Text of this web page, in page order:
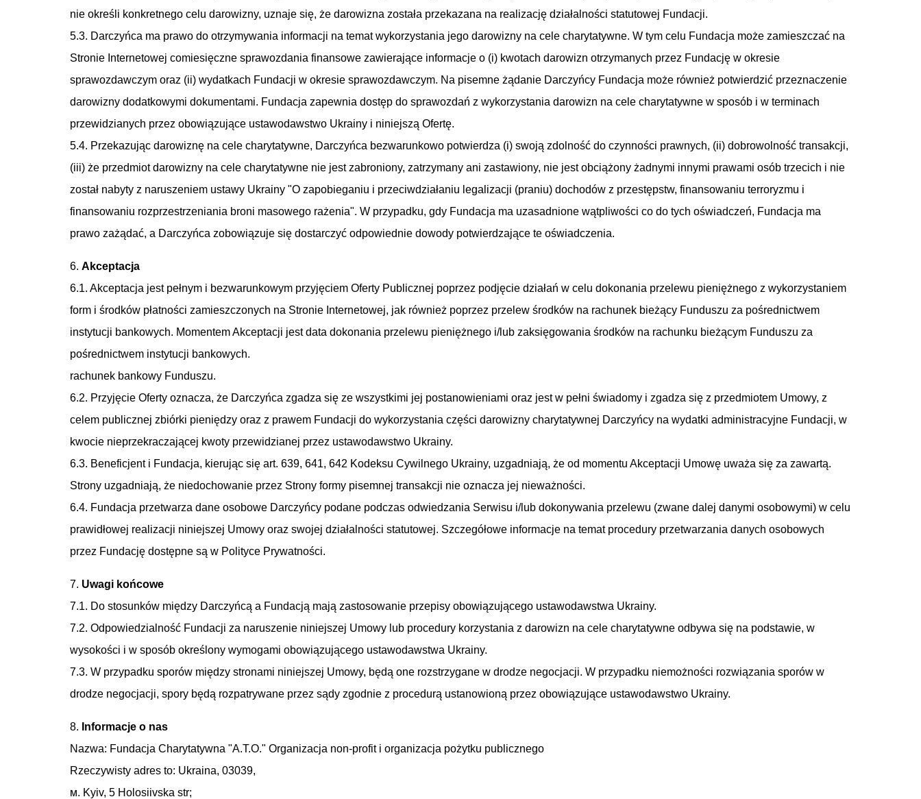
nie określi konkretnego celu darowizny, uznaje się, że darowizna została przekazana na realizację działalności statutowej Fundacji.
5.3. Darczyńca ma prawo do otrzymywania informacji na temat wykorzystania jego darowizny na cele charytatywne. W tym celu Fundacja może zamieszczać na
Stronie Internetowej comiesięczne sprawozdania finansowe zawierające informacje o (i) kwotach darowizn otrzymanych przez Fundację w okresie
sprawozdawczym oraz (ii) wydatkach Fundacji w okresie sprawozdawczym. Na pisemne żądanie Darczyńcy Fundacja może również potwierdzić przeznaczenie
darowizny dodatkowymi dokumentami. Fundacja zapewnia dostęp do sprawozdań z wykorzystania darowizn na cele charytatywne w sposób i w terminach
przewidzianych przez obowiązujące ustawodawstwo Ukrainy i niniejszą Ofertę.
5.4. Przekazując darowiznę na cele charytatywne, Darczyńca bezwarunkowo potwierdza (i) swoją zdolność do czynności prawnych, (ii) dobrowolność transakcji,
(iii) że przedmiot darowizny na cele charytatywne nie jest zabroniony, zatrzymany ani zastawiony, nie jest obciążony żadnymi innymi prawami osób trzecich i nie
został nabyty z naruszeniem ustawy Ukrainy "O zapobieganiu i przeciwdziałaniu legalizacji (praniu) dochodów z przestępstw, finansowaniu terroryzmu i
finansowaniu rozprzestrzeniania broni masowego rażenia". W przypadku, gdy Fundacja ma uzasadnione wątpliwości co do tych oświadczeń, Fundacja ma
prawo zażądać, a Darczyńca zobowiązuje się dostarczyć odpowiednie dowody potwierdzające te oświadczenia.
6. Akceptacja
6.1. Akceptacja jest pełnym i bezwarunkowym przyjęciem Oferty Publicznej poprzez podjęcie działań w celu dokonania przelewu pieniężnego z wykorzystaniem
form i środków płatności zamieszczonych na Stronie Internetowej, jak również poprzez przelew środków na rachunek bieżący Funduszu za pośrednictwem
instytucji bankowych. Momentem Akceptacji jest data dokonania przelewu pieniężnego i/lub zaksięgowania środków na rachunku bieżącym Funduszu za
pośrednictwem instytucji bankowych.
rachunek bankowy Funduszu.
6.2. Przyjęcie Oferty oznacza, że Darczyńca zgadza się ze wszystkimi jej postanowieniami oraz jest w pełni świadomy i zgadza się z przedmiotem Umowy, z
celem publicznej zbiórki pieniędzy oraz z prawem Fundacji do wykorzystania części darowizny charytatywnej Darczyńcy na wydatki administracyjne Fundacji, w
kwocie nieprzekraczającej kwoty przewidzianej przez ustawodawstwo Ukrainy.
6.3. Beneficjent i Fundacja, kierując się art. 639, 641, 642 Kodeksu Cywilnego Ukrainy, uzgadniają, że od momentu Akceptacji Umowę uważa się za zawartą.
Strony uzgadniają, że niedochowanie przez Strony formy pisemnej transakcji nie oznacza jej nieważności.
6.4. Fundacja przetwarza dane osobowe Darczyńcy podane podczas odwiedzania Serwisu i/lub dokonywania przelewu (zwane dalej danymi osobowymi) w celu
prawidłowej realizacji niniejszej Umowy oraz swojej działalności statutowej. Szczegółowe informacje na temat procedury przetwarzania danych osobowych
przez Fundację dostępne są w Polityce Prywatności.
7. Uwagi końcowe
7.1. Do stosunków między Darczyńcą a Fundacją mają zastosowanie przepisy obowiązującego ustawodawstwa Ukrainy.
7.2. Odpowiedzialność Fundacji za naruszenie niniejszej Umowy lub procedury korzystania z darowizn na cele charytatywne odbywa się na podstawie, w
wysokości i w sposób określony wymogami obowiązującego ustawodawstwa Ukrainy.
7.3. W przypadku sporów między stronami niniejszej Umowy, będą one rozstrzygane w drodze negocjacji. W przypadku niemożności rozwiązania sporów w
drodze negocjacji, spory będą rozpatrywane przez sądy zgodnie z procedurą ustanowioną przez obowiązujące ustawodawstwo Ukrainy.
8. Informacje o nas
Nazwa: Fundacja Charytatywna "A.T.O." Organizacja non-profit i organizacja pożytku publicznego
Rzeczywisty adres to: Ukraina, 03039,
м. Kyiv, 5 Holosiivska str;